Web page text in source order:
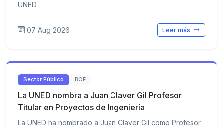
UNED
07 Aug 2026 Leer más
Sector Público BOE
La UNED nombra a Juan Claver Gil Profesor
Titular en Proyectos de Ingeniería
La UNED ha nombrado a Juan Claver Gil como Profesor